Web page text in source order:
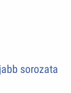
sorozata